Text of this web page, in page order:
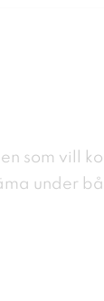
som vill
under